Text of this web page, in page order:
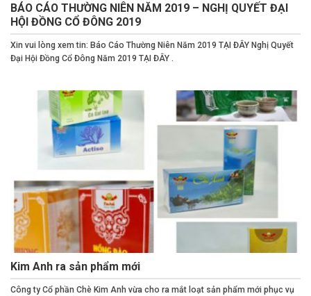
BÁO CÁO THƯỜNG NIÊN NĂM 2019 – NGHỊ QUYẾT ĐẠI
HỘI ĐỒNG CỔ ĐÔNG 2019
Xin vui lòng xem tin: Báo Cáo Thường Niên Năm 2019 TẠI ĐÂY Nghị Quyết
Đại Hội Đồng Cổ Đông Năm 2019 TẠI ĐÂY .
Kim Anh ra sản phẩm mới
Công ty Cổ phần Chè Kim Anh vừa cho ra mắt loạt sản phẩm mới phục vụ